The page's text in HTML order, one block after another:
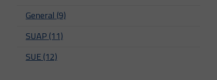
General (9)
SUAP (11)
SUE (12)